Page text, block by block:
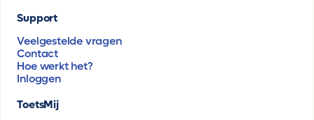
Support
Veelgestelde vragen
Contact
Hoe werkt het?
Inloggen
ToetsMij